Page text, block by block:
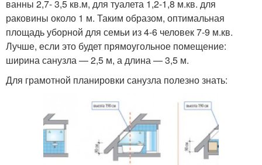
ванны 2,7- 3,5 кв.м, для туалета 1,2-1,8 м.кв. для
раковины около 1 м. Таким образом, оптимальная
площадь уборной для семьи из 4-6 человек 7-9 м.кв.
Лучше, если это будет прямоугольное помещение:
ширина санузла — 2,5 м, а длина — 3,5 м.
Для грамотной планировки санузла полезно знать: